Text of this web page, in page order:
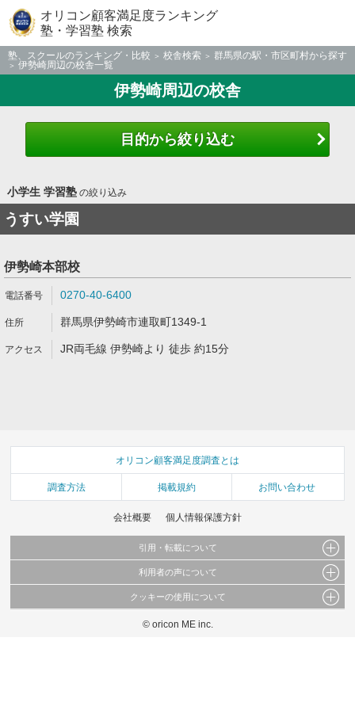
オリコン顧客満足度ランキング
塾・学習塾 検索
塾、スクールのランキング・比較 校舎検索
群馬県の駅・市区町村から探す
伊勢崎周辺の校舎一覧
伊勢崎周辺の校舎
目的から絞り込む
小学生 学習塾の絞り込み
うすい学園
伊勢崎本部校
0270-40-6400
群馬県伊勢崎市連取町1349-1
JR両毛線 伊勢崎より 徒歩 約15分
オリコン顧客満足度調査とは
調査方法 掲載規約 お問い合わせ
会社概要 個人情報保護方針
引用・転載について
当サイトで公開されている情報（文字、写真、イラスト、画像データ等）及びこれらの配
これらの情報を権利者の許可なく無断転載・複製などの二次利用を行うことは固く禁じて
利用者の声について
当サイトに掲載している内容はすべてサービスの利用者が提出された見解・感想です。
弊社の見解・ 意見ではないことをご理解いただいた上でご覧ください。
クッキーの使用について
このサイトでは Cookie を使用して、ユーザーに合わせたコンテンツや広告の表示、ソー
© oricon ME inc.